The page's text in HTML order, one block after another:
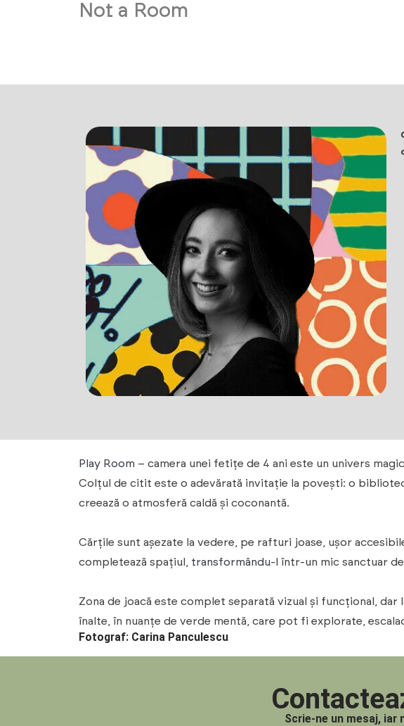
Not a Room
Play Room – camera unei fetițe de 4 ani este un univers
Colțul de citit este o adevărată invitație la povești: o
creează o atmosferă caldă și coconantă.
Cărțile sunt așezate la vedere, pe rafturi joase, ușor
completează spațiul, transformându-l într-un mic sanctuar
Zona de joacă este complet separată vizual și funcțional,
înalte, în nuanțe de verde mentă, care pot fi explorate,
Fotograf: Carina Panculescu
Scrie-ne un mesaj,